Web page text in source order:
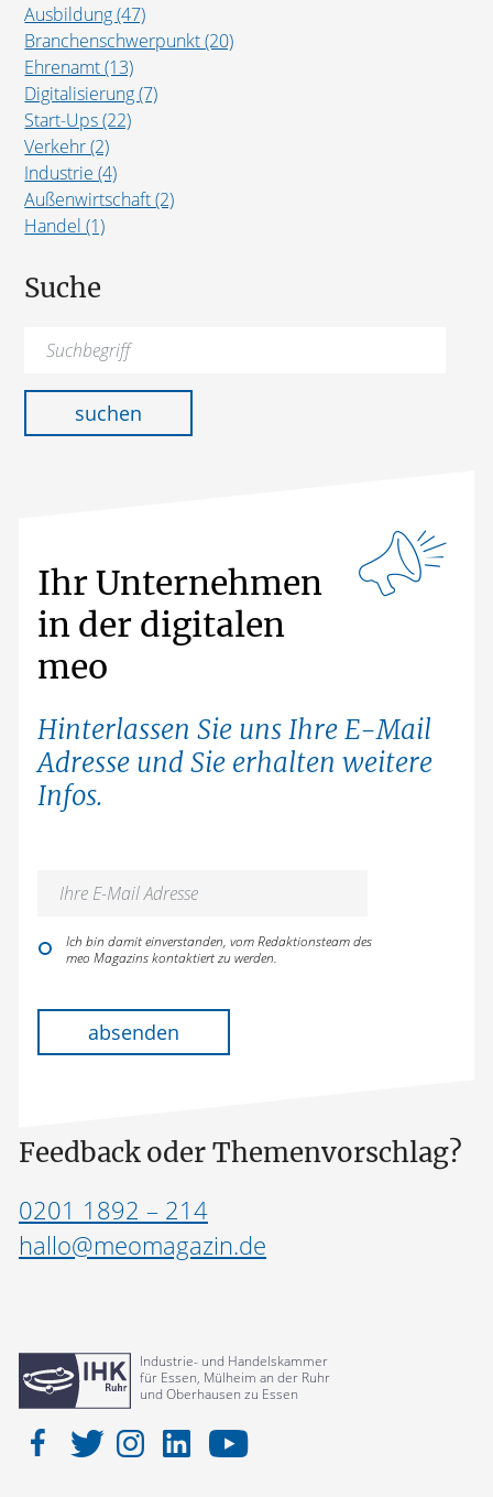
Ausbildung (47)
Branchenschwerpunkt (20)
Ehrenamt (13)
Digitalisierung (7)
Start-Ups (22)
Verkehr (2)
Industrie (4)
Außenwirtschaft (2)
Handel (1)
Suche
Suchen
suchen
Ihr Unternehmen
in der digitalen
meo
Hinterlassen Sie uns Ihre E-Mail
Adresse und Sie erhalten weitere
Infos.
Ich bin damit einverstanden, vom Redaktionsteam des
meo Magazins kontaktiert zu werden.
absenden
Feedback oder Themenvorschlag?
0201 1892 – 214
hallo@meomagazin.de
Industrie- und Handelskammer
für Essen, Mülheim an der Ruhr
und Oberhausen zu Essen